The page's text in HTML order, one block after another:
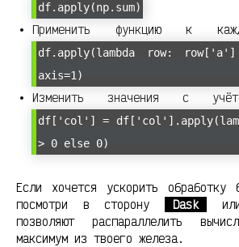
df.apply(np.sum)
Применить функцию к
df.apply(lambda row:
axis=1)
Изменить значения с
df['col'] =
> 0 else 0)
Если хочется ускорить обработку
посмотри в сторону
Dask
позволяют распараллелить
максимум из твоего железа.